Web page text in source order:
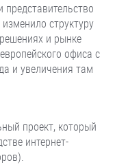
представительство
структуру
и рынке
офиса с
и увеличения там
проект, который
интернет-